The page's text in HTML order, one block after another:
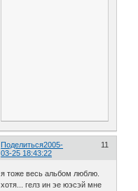
Поделиться 11
2005-
03-25 18:43:22
я тоже весь альбом люблю.
хотя... гелз ин эе юэсэй мне